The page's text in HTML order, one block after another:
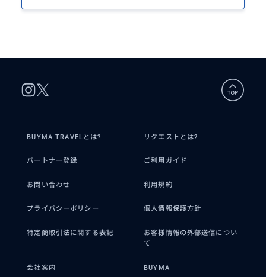
BUYMA TRAVELとは? リクエストとは?
パートナー登録 ご利用ガイド
お問い合わせ 利用規約
プライバシーポリシー 個人情報保護方針
特定商取引法に関する表記
お客様情報の外部送信につい
て
会社案内 BUYMA